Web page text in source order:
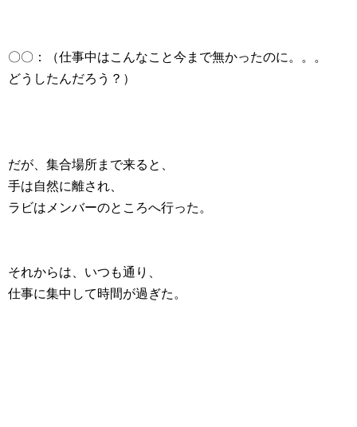
〇〇：（仕事中はこんなこと今まで無かったのに。。。
どうしたんだろう？）
だが、集合場所まで来ると、
手は自然に離され、
ラビはメンバーのところへ行った。
それからは、いつも通り、
仕事に集中して時間が過ぎた。